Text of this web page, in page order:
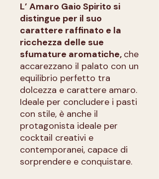
L’ Amaro Gaio Spirito si
distingue per il suo
carattere raffinato e la
ricchezza delle sue
sfumature aromatiche, che
accarezzano il palato con un
equilibrio perfetto tra
dolcezza e carattere amaro.
Ideale per concludere i pasti
con stile, è anche il
protagonista ideale per
cocktail creativi e
contemporanei, capace di
sorprendere e conquistare.